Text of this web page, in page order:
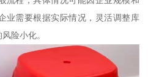
业需要根据实际情况，灵活调整库
险小化。